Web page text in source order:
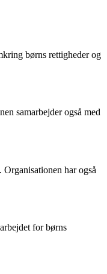
børns rettigheder og
samarbejder også med
har også
for børns